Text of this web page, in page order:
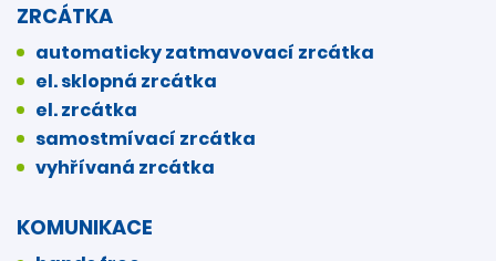
ZRCÁTKA
automaticky zatmavovací zrcátka
el. sklopná zrcátka
el. zrcátka
samostmívací zrcátka
vyhřívaná zrcátka
KOMUNIKACE